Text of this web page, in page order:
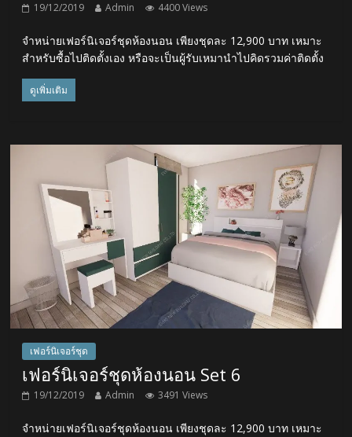
19/12/2019 Admin 4400 Views
จำหน่ายเฟอร์นิเจอร์ชุดห้องนอน เพียงชุดละ 12,900 บาท เหมาะ
สำหรับซื้อไปติดตั้งเอง หรือจะเป็นผู้รับเหมานำไปคิดรวมค่าติดตั้ง
ดูเพิ่มเติม
เฟอร์นิเจอร์ชุด
เฟอร์นิเจอร์ชุดห้องนอน Set 6
19/12/2019 Admin 3491 Views
จำหน่ายเฟอร์นิเจอร์ชุดห้องนอน เพียงชุดละ 12,900 บาท เหมาะ